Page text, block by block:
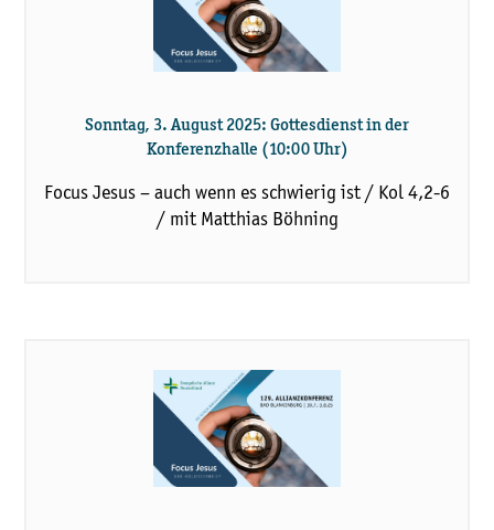
Sonntag, 3. August 2025: Gottesdienst in der
Konferenzhalle (10:00 Uhr)
Focus Jesus – auch wenn es schwierig ist / Kol 4,2-6
/ mit Matthias Böhning